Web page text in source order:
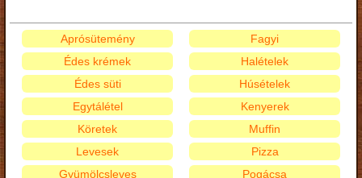
Aprósütemény
Édes krémek
Édes süti
Egytálétel
Fagyi
Halételek
Húsételek
Kenyerek
Köretek
Levesek
Gyümölcsleves
Muffin
Pizza
Pogácsa